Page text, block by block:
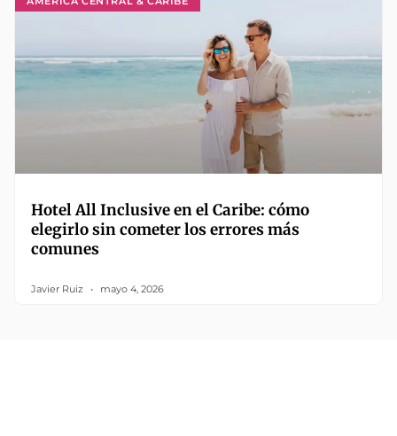
Hotel All Inclusive en el Caribe: cómo
elegirlo sin cometer los errores más
comunes
Javier Ruiz mayo 4, 2026